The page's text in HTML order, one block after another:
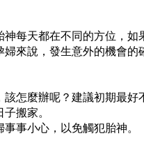
神每天都在不同的方位，如
婦來說，發生意外的機會的
怎麼辦呢？建議初期最
搬家。
事事小心，以免觸犯胎神。